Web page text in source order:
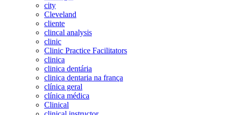
city
Cleveland
cliente
clincal analysis
clinic
Clinic Practice Facilitators
clinica
clinica dentária
clinica dentaria na frança
clínica geral
clínica médica
Clinical